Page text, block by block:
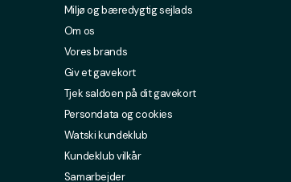
Miljø og bæredygtig sejlads
Om os
Vores brands
Giv et gavekort
Tjek saldoen på dit gavekort
Persondata og cookies
Watski kundeklub
Kundeklub vilkår
Samarbejder